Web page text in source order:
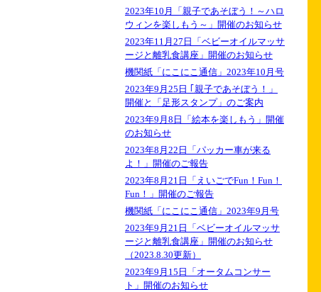
2023年10月「親子であそぼう！～ハロ
ウィンを楽しもう～」開催のお知らせ
2023年11月27日「ベビーオイルマッサ
ージと離乳食講座」開催のお知らせ
機関紙「にこにこ通信」2023年10月号
2023年9月25日 ｢親子であそぼう！」
開催と「足形スタンプ」のご案内
2023年9月8日「絵本を楽しもう」開催
のお知らせ
2023年8月22日「パッカー車が来る
よ！」開催のご報告
2023年8月21日「えいごでFun！Fun！
Fun！」開催のご報告
機関紙「にこにこ通信」2023年9月号
2023年9月21日「ベビーオイルマッサ
ージと離乳食講座」開催のお知らせ
（2023.8.30更新）
2023年9月15日「オータムコンサー
ト」開催のお知らせ